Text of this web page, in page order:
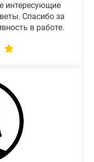
интересующие
Спасибо за
в работе.